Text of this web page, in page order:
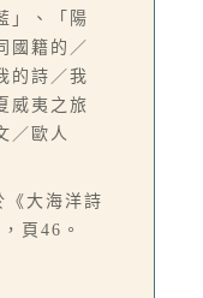
」、「陽
國籍的／
的詩／我
威夷之旅
／歐人
大海洋詩
頁46。